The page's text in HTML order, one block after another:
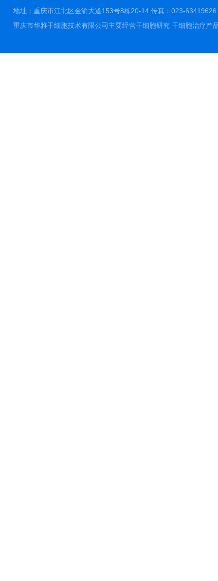
地址：重庆市江北区金渝大道153号8栋20-14 传真：023-
重庆市华雅干细胞技术有限公司主要经营干细胞研究 干细胞治疗产